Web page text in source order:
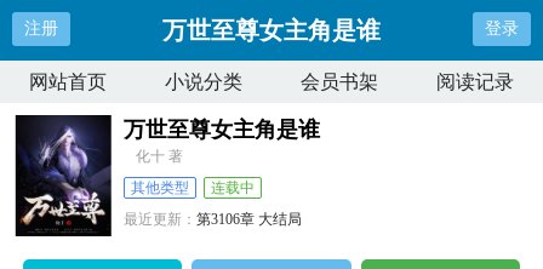
注册 万世至尊女主角是谁 登录
网站首页 小说分类 会员书架 阅读记录
万世至尊女主角是谁
化十 著
其他类型
连载中
最近更新：第3106章 大结局